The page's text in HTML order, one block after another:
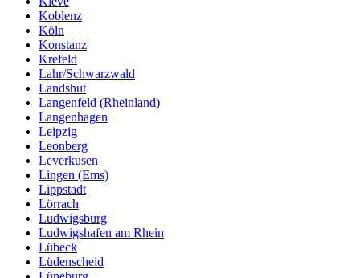
Koblenz
Köln
Konstanz
Krefeld
Lahr/Schwarzwald
Landshut
Langenfeld (Rheinland)
Langenhagen
Leipzig
Leonberg
Leverkusen
Lingen (Ems)
Lippstadt
Lörrach
Ludwigsburg
Ludwigshafen am Rhein
Lübeck
Lüdenscheid